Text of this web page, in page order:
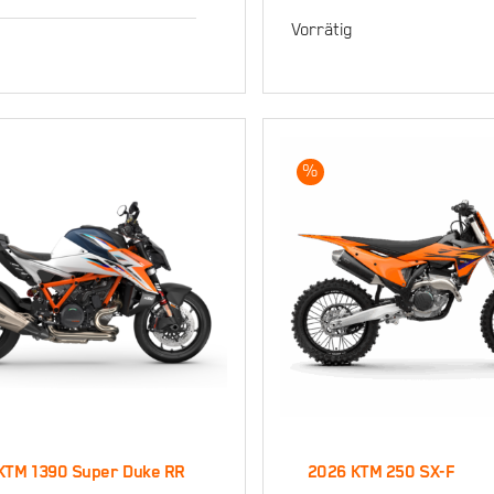
Adventure S
Super Duke
Vorrätig
1390 Super Duke RR
%
2026 KTM 250 SX-F